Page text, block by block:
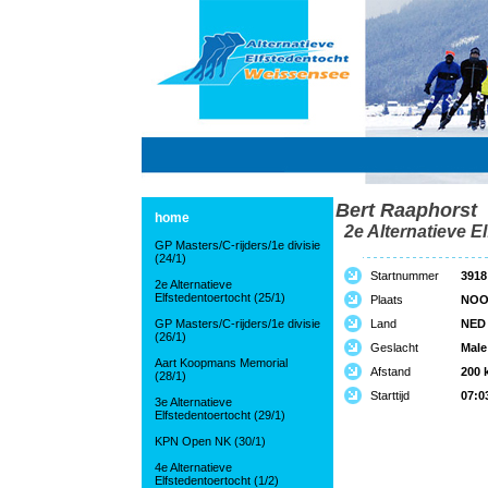
home
GP Masters/C-rijders/1e divisie
(24/1)
2e Alternatieve
Elfstedentoertocht (25/1)
GP Masters/C-rijders/1e divisie
(26/1)
Aart Koopmans Memorial
(28/1)
3e Alternatieve
Elfstedentoertocht (29/1)
KPN Open NK (30/1)
4e Alternatieve
Elfstedentoertocht (1/2)
Bert Raaphorst
2e Alternatieve
Startnummer
3918
Plaats
Land
NED
Geslacht
Male
Afstand
200
Starttijd